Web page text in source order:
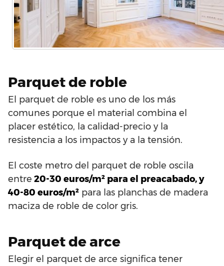
Parquet de roble
El parquet de roble es uno de los más
comunes porque el material combina el
placer estético, la calidad-precio y la
resistencia a los impactos y a la tensión.
El coste metro del parquet de roble oscila
entre 20-30 euros/m² para el preacabado, y
40-80 euros/m² para las planchas de madera
maciza de roble de color gris.
Parquet de arce
Elegir el parquet de arce significa tener